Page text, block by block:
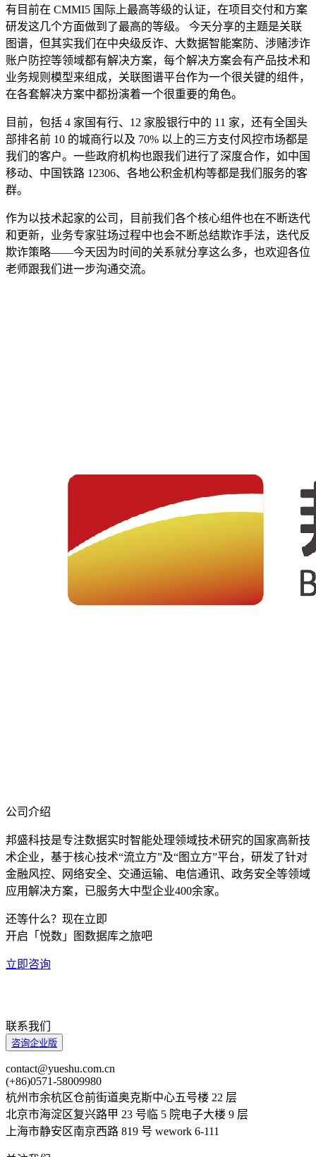
有目前在 CMMI5 国际上最高等级的认证，在项目交付和方案
研发这几个方面做到了最高的等级。 今天分享的主题是关联
图谱，但其实我们在中央级反诈、大数据智能案防、涉赌涉诈
账户防控等领域都有解决方案，每个解决方案会有产品技术和
业务规则模型来组成，关联图谱平台作为一个很关键的组件，
在各套解决方案中都扮演着一个很重要的角色。
目前，包括 4 家国有行、12 家股银行中的 11 家，还有全国头
部排名前 10 的城商行以及 70% 以上的三方支付风控市场都是
我们的客户。一些政府机构也跟我们进行了深度合作，如中国
移动、中国铁路 12306、各地公积金机构等都是我们服务的客
群。
作为以技术起家的公司，目前我们各个核心组件也在不断迭代
和更新，业务专家驻场过程中也会不断总结欺诈手法，迭代反
欺诈策略——今天因为时间的关系就分享这么多，也欢迎各位
老师跟我们进一步沟通交流。
公司介绍
邦盛科技是专注数据实时智能处理领域技术研究的国家高新技
术企业，基于核心技术“流立方”及“图立方”平台，研发了针对
金融风控、网络安全、交通运输、电信通讯、政务安全等领域
应用解决方案，已服务大中型企业400余家。
还等什么？现在立即
开启「悦数」图数据库之旅吧
立即咨询
联系我们
咨询企业版
contact@yueshu.com.cn
(+86)0571-58009980
杭州市余杭区仓前街道奥克斯中心五号楼 22 层
北京市海淀区复兴路甲 23 号临 5 院电子大楼 9 层
上海市静安区南京西路 819 号 wework 6-111